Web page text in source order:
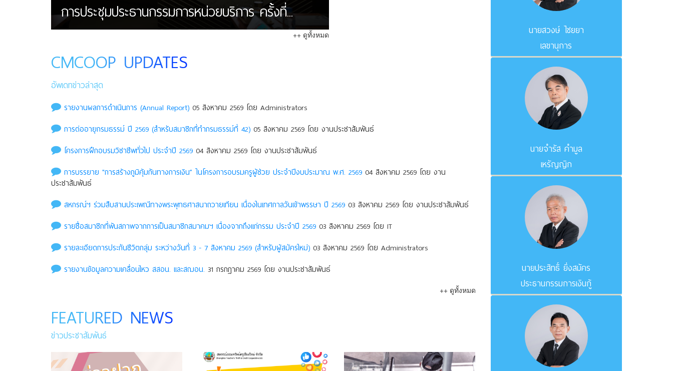
การประชุมประธานกรรมการหน่วยบริการ ครั้งที่...
++ ดูทั้งหมด
CMCOOP UPDATES
อัพเดทข่าวล่าสุด
รายงานผลการดำเนินการ (Annual Report) 05 สิงหาคม 2569 โดย Administrators
การต่ออายุกรมธรรม์ ปี 2569 (สำหรับสมาชิกที่ทำกรมธรรม์ที่ 42) 05 สิงหาคม 2569 โดย งานประชาสัมพันธ์
โครงการฝึกอบรมวิชาชีพทั่วไป ประจำปี 2569 04 สิงหาคม 2569 โดย งานประชาสัมพันธ์
การบรรยาย "การสร้างภูมิคุ้มกันทางการเงิน” ในโครงการอบรมครูผู้ช่วย ประจำปีงบประมาณ พ.ศ. 2569 04 สิงหาคม 2569 โดย งาน
ประชาสัมพันธ์
สหกรณ์ฯ ร่วมสืบสานประเพณีทางพระพุทธศาสนาถวายเทียน เนื่องในเทศกาลวันเข้าพรรษา ปี 2569 03 สิงหาคม 2569 โดย งานประชาสัมพันธ์
รายชื่อสมาชิกที่พ้นสภาพจากการเป็นสมาชิกสมาคมฯ เนื่องจากถึงแก่กรรม ประจําปี 2569 03 สิงหาคม 2569 โดย IT
รายละเอียดการประกันชีวิตกลุ่ม ระหว่างวันที่ 3 - 7 สิงหาคม 2569 (สำหรับผู้สมัครใหม่) 03 สิงหาคม 2569 โดย Administrators
รายงานข้อมูลความเคลื่อนไหว สสอน. เเละสฌอน. 31 กรกฎาคม 2569 โดย งานประชาสัมพันธ์
++ ดูทั้งหมด
FEATURED NEWS
ข่าวประชาสัมพันธ์
นายสวงษ์ ไชยยา
เลขานุการ
นายจำรัส คำมูล
เหรัญญิก
นายประสิทธิ์ ยิ่งสมัคร
ประธานกรรมการเงินกู้